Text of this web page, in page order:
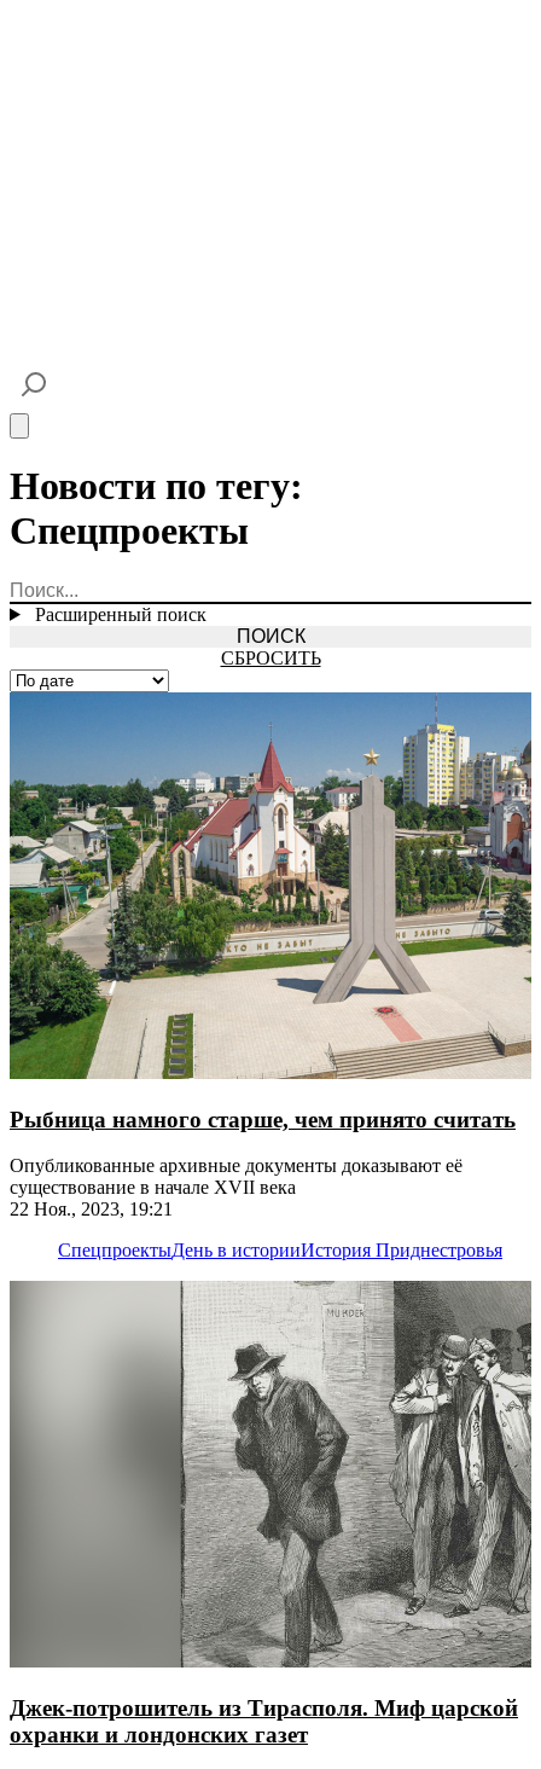
Новости по тегу:
Спецпроекты
Расширенный поиск
СБРОСИТЬ
Рыбница намного старше, чем принято считать
Опубликованные архивные документы доказывают её
существование в начале XVII века
22 Ноя., 2023, 19:21
СпецпроектыДень в историиИстория Приднестровья
Джек-потрошитель из Тирасполя. Миф царской
охранки и лондонских газет